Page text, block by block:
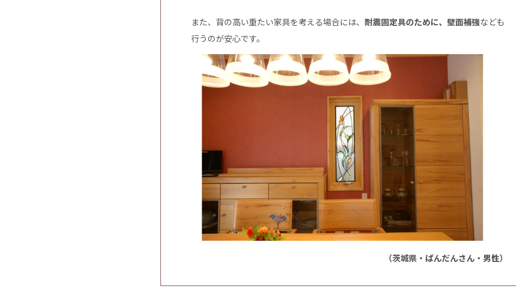
また、背の高い重たい家具を考える場合には、 耐震固定具のために、壁面補強なども
行うのが安心です。
（茨城県・ぱんだんさん・男性）